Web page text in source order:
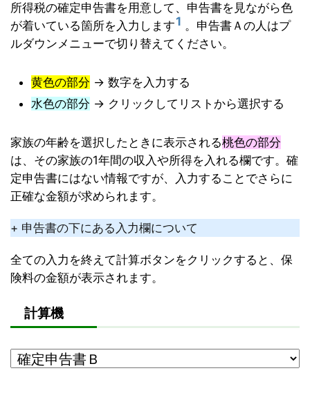
所得税の確定申告書を用意して、申告書を見ながら色
が着いている箇所を入力します1 。申告書Ａの人はプ
ルダウンメニューで切り替えてください。
黄色の部分 → 数字を入力する
水色の部分 → クリックしてリストから選択する
家族の年齢を選択したときに表示される桃色の部分
は、その家族の1年間の収入や所得を入れる欄です。確
定申告書にはない情報ですが、入力することでさらに
正確な金額が求められます。
+ 申告書の下にある入力欄について
全ての入力を終えて計算ボタンをクリックすると、保
険料の金額が表示されます。
計算機